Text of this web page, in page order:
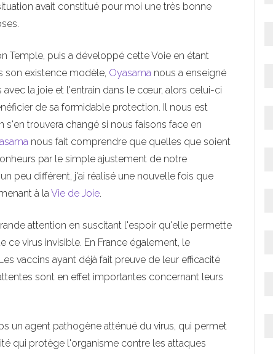
avait constitué pour moi une très bonne
Temple, puis a développé cette Voie en étant
son existence modèle, Oyasama nous a enseigné
la joie et l'entrain dans le cœur, alors celui-ci
de sa formidable protection. Il nous est
trouvera changé si nous faisons face en
nous fait comprendre que quelles que soient
par le simple ajustement de notre
peu différent, j'ai réalisé une nouvelle fois que
à laVie de Joie.
attention en suscitant l'espoir qu'elle permette
virus invisible. En France également, le
vaccins ayant déjà fait preuve de leur efficacité
sont en effet importantes concernant leurs
un agent pathogène atténué du virus, qui permet
qui protège l'organisme contre les attaques